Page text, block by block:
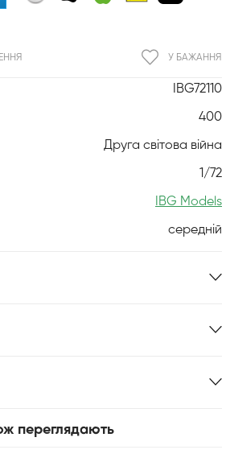
IBG72110
400
Друга світова війна
1/72
IBG Models
середній
У БАЖАННЯ
переглядають